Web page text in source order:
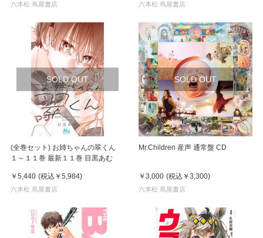
六本松 蔦屋書店 六本松 蔦屋書店
SOLD OUT
(全巻セット) お姉ちゃんの翠くん
１～１１巻 最新１１巻 目黒あむ
￥5,440 (税込 ￥5,984)
六本松 蔦屋書店
SOLD OUT
Mr.Children 産声 通常盤 CD
￥3,000 (税込 ￥3,300)
六本松 蔦屋書店